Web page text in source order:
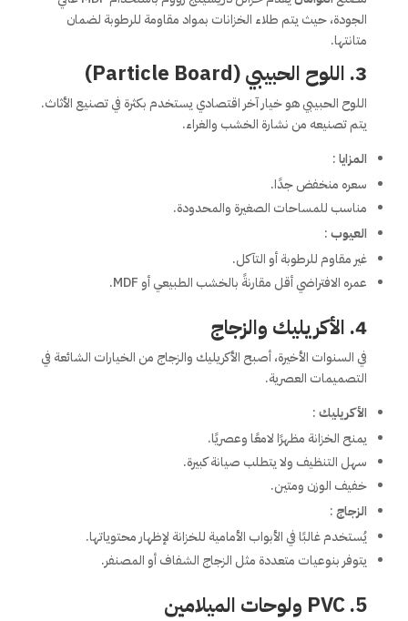
الجودة، حيث يتم طلاء الخزانات بمواد مقاومة للرطوبة لضمان
متانتها.
3. اللوح الحبيبي (Particle Board)
اللوح الحبيبي هو خيار آخر اقتصادي يستخدم بكثرة في تصنيع الأثاث.
يتم تصنيعه من نشارة الخشب والغراء.
المزايا:
سعره منخفض جدًا.
مناسب للمساحات الصغيرة والمحدودة.
العيوب:
غير مقاوم للرطوبة أو التآكل.
عمره الافتراضي أقل مقارنةً بالخشب الطبيعي أو MDF.
4. الأكريليك والزجاج
في السنوات الأخيرة، أصبح الأكريليك والزجاج من الخيارات الشائعة في
التصميمات العصرية.
الأكريليك:
يمنح الخزانة مظهرًا لامعًا وعصريًا.
سهل التنظيف ولا يتطلب صيانة كبيرة.
خفيف الوزن ومتين.
الزجاج:
يُستخدم غالبًا في الأبواب الأمامية للخزانة لإظهار محتوياتها.
يتوفر بنوعيات متعددة مثل الزجاج الشفاف أو المصنفر.
5. PVC ولوحات الميلامين